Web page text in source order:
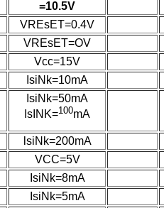
=10.5V
VREsET=0.4V
VREsET=OV
Vcc=15V
IsiNk=10mA
IsiNk=50mA
IsINK=100mA
lsiNk=200mA
VCC=5V
IsiNk=8mA
IsiNk=5mA